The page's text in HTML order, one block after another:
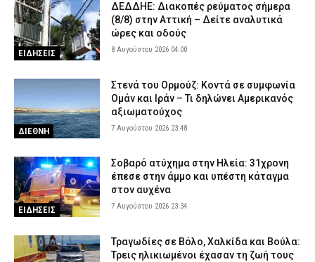
ΕΙΔΗΣΕΙΣ
ΔΕΔΔΗΕ: Διακοπές ρεύματος σήμερα
(8/8) στην Αττική – Δείτε αναλυτικά
ώρες και οδούς
8 Αυγούστου 2026 04:00
ΔΙΕΘΝΗ
Στενά του Ορμούζ: Κοντά σε συμφωνία
Ομάν και Ιράν – Τι δηλώνει Αμερικανός
αξιωματούχος
7 Αυγούστου 2026 23:48
ΕΙΔΗΣΕΙΣ
Σοβαρό ατύχημα στην Ηλεία: 31χρονη
έπεσε στην άμμο και υπέστη κάταγμα
στον αυχένα
7 Αυγούστου 2026 23:34
Τραγωδίες σε Βόλο, Χαλκίδα και Βούλα:
Τρεις ηλικιωμένοι έχασαν τη ζωή τους